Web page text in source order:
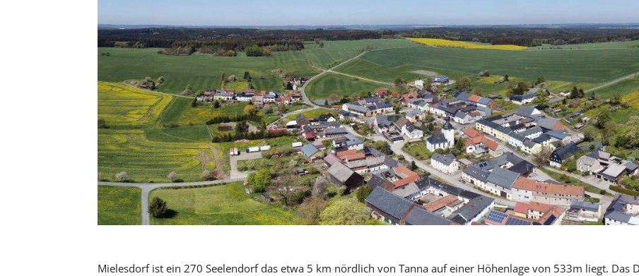
Mielesdorf ist ein 270 Seelendorf das etwa 5 km nördlich von Tanna auf einer Höhenlage von 533m liegt. Das